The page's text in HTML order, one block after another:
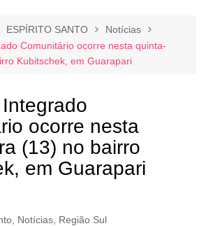
ESPÍRITO SANTO
Notícias
Comunitário ocorre nesta quinta-
Kubitschek, em Guarapari
ocorre nesta
(13) no bairro
em Guarapari
, Notícias, Região Sul